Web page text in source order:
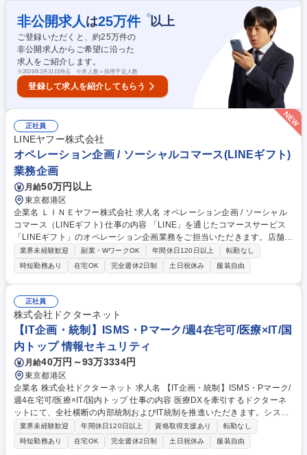
導入企画 ■プロジェクトマネジメント ■ベンダーコントロール ■各種ITサ
ポート ■インシデント管理と対応、情報セキュリティマネジメント ■学務
関連業務（式典（入学式・修了式）の運営、各種委員会の業務）など ★将
来的に事務局の中核を担うポスト(次長等)へのステップアップも可能！ 募
集職種 【IT企画・管理及び情報システム責任者】SBI大学院大学への出向
非公開求人 は25万件 ※以上
ご登録いただくと、約25万件の
非公開求人からご希望に沿った
求人をご紹介します。
※2026年3月31日時点 ※求人数＝採用予定人数
登録して求人を紹介してもらう
正社員
LINEヤフー株式会社
オペレーション企画 / ソーシャルコマース(LINEギフト)
業務企画
月給50万円以上
東京都港区
企業名 ＬＩＮＥヤフー株式会社 求人名 オペレーション企画 / ソーシャル
コマース（LINEギフト) 仕事の内容 「LINE」を通じたコマースサービス
「LINEギフト」のオペレーション企画業務をご担当いただきます。店舗向
け・社内運用担当者向けなど複数の管理画面があり、機能の拡充・改善に
対するニーズが高まっています。 ■LINEギフトを利用いただくユーザー/
ショップの顧客体験を最大化させる■LINEギフトに関わる運営業務・サポ
ート業務の効率化、リスク対策■社内のセキュリティ対策、ガバナンス観
点で必要な改修■社内の関係者が抱える課題を紐解き、必要な改修を実行
する■管理画面の改修をはじめとする改善案件の企画（課題の発見、取捨
選択、優先度の整理を含む）■企画案件遂行に伴うプロジェクトマネジメ
ント、情報整理・可視化業務 募集職種 オペレーション企画 / ソーシャルコ
マース（LINEギフト)
業界未経験歓迎 副業・WワークOK 年間休日120日以上
転勤なし
時短勤務あり
在宅OK 完全週休2日制 土日祝休み 服装自由
正社員
株式会社ドクターネット
【IT企画・統制】ISMS・Pマーク/週4在宅可/医療×IT/国
内トップ 情報セキュリティ
月給40万円～93万3334円
東京都港区
企業名 株式会社ドクターネット 求人名 【IT企画・統制】ISMS・Pマーク/
週4在宅可/医療×IT/国内トップ 仕事の内容 医療DXを牽引するドクターネ
ットにて、全社横断の内部統制およびIT統制を推進いただきます。システ
ム部門と連携しながらセキュリティ・法令遵守・監査対応など、経営基盤
の信頼性強化をリードするポジションです。 【具体的な業務】■システム
部門の業務改革・改善提案と推進 ■自社サービスに対するIT全般統制活動
業界未経験歓迎 年間休日120日以上 資格取得支援あり
転勤なし
時短勤務あり
在宅OK 完全週休2日制 土日祝休み 服装自由